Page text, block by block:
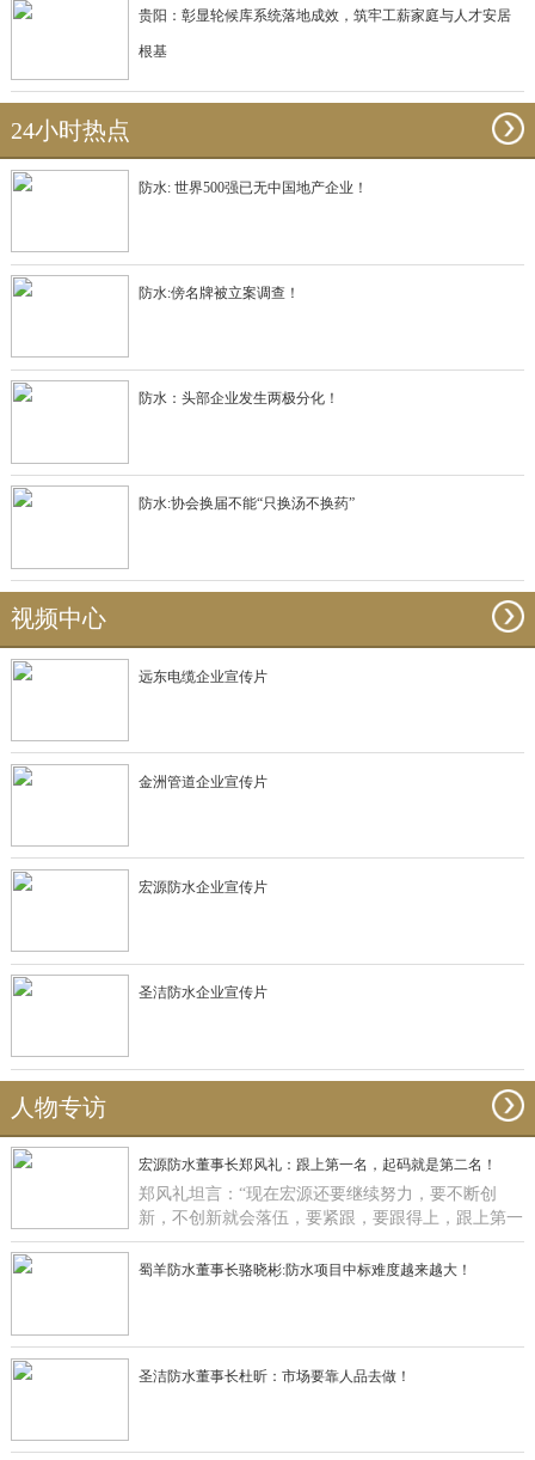
贵阳：彰显轮候库系统落地成效，筑牢工薪家庭与人才安居
根基
24小时热点
防水: 世界500强已无中国地产企业！
防水:傍名牌被立案调查！
防水：头部企业发生两极分化！
防水:协会换届不能“只换汤不换药”
视频中心
远东电缆企业宣传片
金洲管道企业宣传片
宏源防水企业宣传片
圣洁防水企业宣传片
人物专访
宏源防水董事长郑风礼：跟上第一名，起码就是第二名！
郑风礼坦言：“现在宏源还要继续努力，要不断创
新，不创新就会落伍，要紧跟，要跟得上，跟上第一
名，起码就是第二名了”。
蜀羊防水董事长骆晓彬:防水项目中标难度越来越大！
圣洁防水董事长杜昕：市场要靠人品去做！